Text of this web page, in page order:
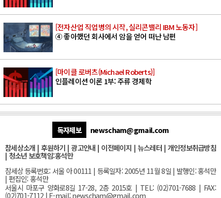
[전자산업 직업병의 시작, 실리콘밸리 IBM 노동자]
④ 좋아했던 회사에서 암을 얻어 떠난 남편
[마이클 로버츠(Michael Roberts)]
인플레이션 이론 1부: 주류 경제학
독자제보
newscham@gmail.com
참세상소개 | 후원하기 |광고안내 | 이전페이지 | 뉴스레터| 개인정보취급방침
| 청소년 보호책임:홍석만
참세상 등록번호: 서울 아 00111 | 등록일자: 2005년 11월 8일 | 발행인: 홍석만
| 편집인: 홍석만
서울시 마포구 양화로8길 17-28, 2층 2015호| TEL: (02)701-7688 | FAX:
(02)701-7112 | E-mail:newscham@gmail.com